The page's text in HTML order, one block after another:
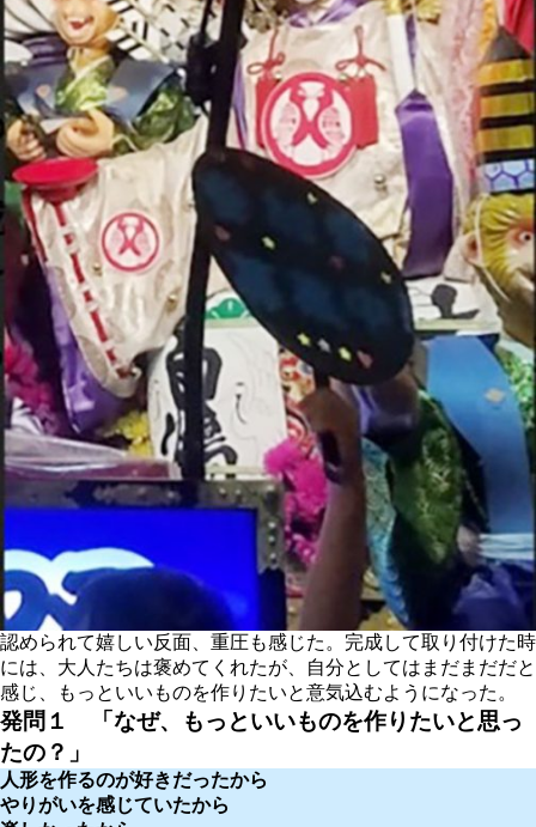
認められて嬉しい反面、重圧も感じた。完成して取り付けた時
には、大人たちは褒めてくれたが、自分としてはまだまだだと
感じ、もっといいものを作りたいと意気込むようになった。
発問１
「なぜ、もっといいものを作りたいと思っ
たの？」
人形を作るのが好きだったから
やりがいを感じていたから